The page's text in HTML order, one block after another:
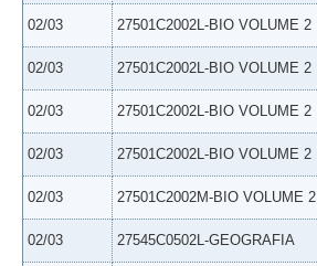
02/03 27501C2002L-BIO VOLUME 2
02/03 27501C2002L-BIO VOLUME 2
02/03 27501C2002L-BIO VOLUME 2
02/03 27501C2002L-BIO VOLUME 2
02/03 27501C2002M-BIO VOLUME 2
02/03 27545C0502L-GEOGRAFIA